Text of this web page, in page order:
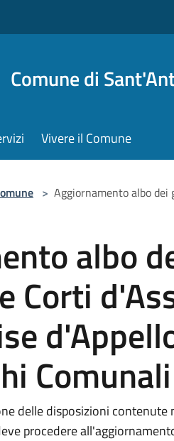
Comune di
Vivere il Comune
> Aggiornamento albo dei
albo
Corti
Comunali
delle disposizioni
procedere